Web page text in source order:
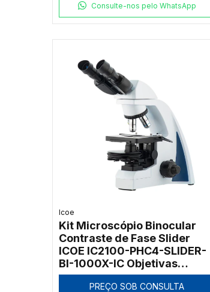
Consulte-nos pelo WhatsApp
Icoe
Kit Microscópio Binocular
Contraste de Fase Slider
ICOE IC2100-PHC4-SLIDER-
BI-1000X-IC Objetivas
PH20x e PH100x 1000x
PREÇO SOB CONSULTA